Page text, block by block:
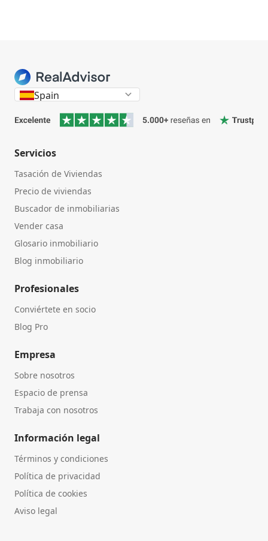
Spain
Servicios
Tasación de Viviendas
Precio de viviendas
Buscador de inmobiliarias
Vender casa
Glosario inmobiliario
Blog inmobiliario
Profesionales
Conviértete en socio
Blog Pro
Empresa
Sobre nosotros
Espacio de prensa
Trabaja con nosotros
Información legal
Términos y condiciones
Política de privacidad
Política de cookies
Aviso legal